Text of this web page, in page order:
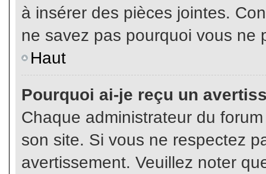
à insérer des pièces jointes.
ne savez pas pourquoi vous ne
Haut
Pourquoi ai-je reçu un
Chaque administrateur du
son site. Si vous ne respectez
avertissement. Veuillez noter